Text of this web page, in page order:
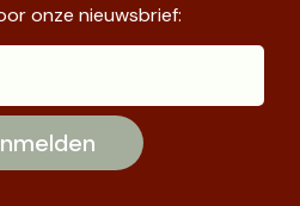
onze nieuwsbrief: